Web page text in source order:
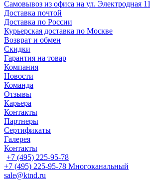
Самовывоз из офиса на ул. Электродная 11
Доставка почтой
Доставка по России
Курьерская доставка по Москве
Возврат и обмен
Скидки
Гарантия на товар
Компания
Новости
Команда
Отзывы
Карьера
Контакты
Партнеры
Сертификаты
Галерея
Контакты
+7 (495) 225-95-78
+7 (495) 225-95-78 Многоканальный
sale@ktnd.ru